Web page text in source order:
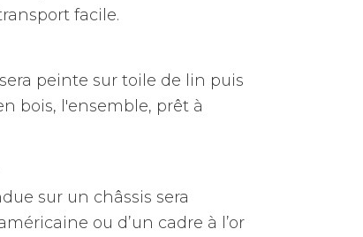
facile.
peinte sur toile de lin puis
bois, l'ensemble, prêt à
sur un châssis sera
ou d’un cadre à l’or